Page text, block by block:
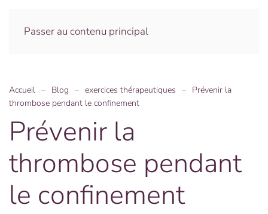
Passer au contenu principal
Accueil Blog exercices thérapeutiques
Prévenir la
thrombose pendant le confinement
Prévenir la
thrombose pendant
le confinement